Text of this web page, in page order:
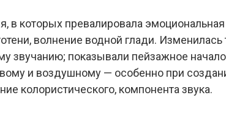
в которых превалировала
волнение водной глади.
звучанию; показывали пейзажное
и воздушному — особенно при
колористического, компонента звука.